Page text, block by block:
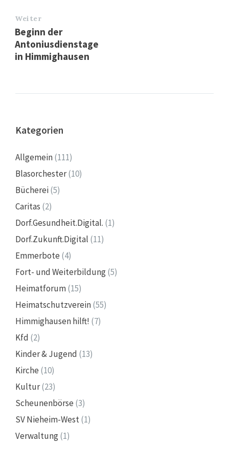
Weiter
Beginn der
Antoniusdienstage
in Himmighausen
Kategorien
Allgemein(111)
Blasorchester(10)
Bücherei(5)
Caritas (2)
Dorf.Gesundheit.Digital. (1)
Dorf.Zukunft.Digital (11)
Emmerbote (4)
Fort- und Weiterbildung(5)
Heimatforum(15)
Heimatschutzverein(55)
Himmighausen hilft! (7)
Kfd (2)
Kinder & Jugend (13)
Kirche (10)
Kultur(23)
Scheunenbörse (3)
SV Nieheim-West(1)
Verwaltung(1)